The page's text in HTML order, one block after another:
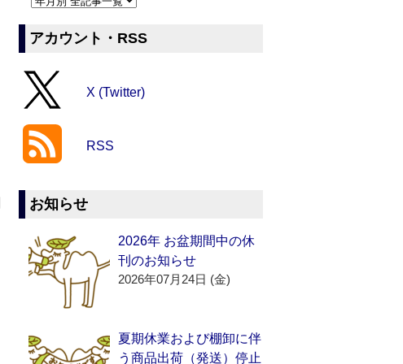
アカウント・RSS
X (Twitter)
RSS
お知らせ
2026年 お盆期間中の休
刊のお知らせ
2026年07月24日 (金)
夏期休業および棚卸に伴
う商品出荷（発送）停止